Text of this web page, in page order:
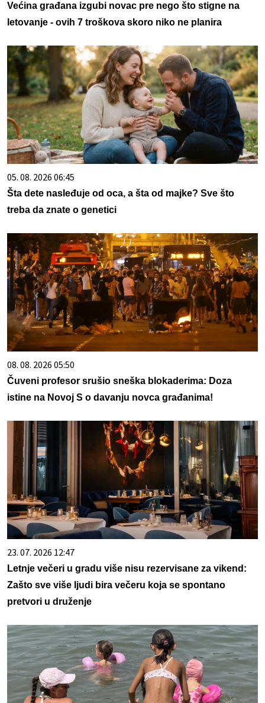
Većina građana izgubi novac pre nego što stigne na
letovanje - ovih 7 troškova skoro niko ne planira
05. 08. 2026 06:45
Šta dete nasleđuje od oca, a šta od majke? Sve što
treba da znate o genetici
08. 08. 2026 05:50
Čuveni profesor srušio sneška blokaderima: Doza
istine na Novoj S o davanju novca građanima!
23. 07. 2026 12:47
Letnje večeri u gradu više nisu rezervisane za vikend:
Zašto sve više ljudi bira večeru koja se spontano
pretvori u druženje